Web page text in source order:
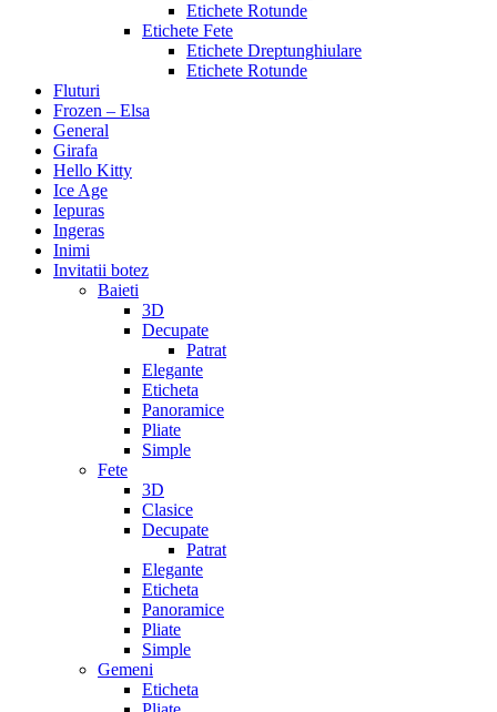
Etichete Rotunde
Etichete Fete
Etichete Dreptunghiulare
Etichete Rotunde
Fluturi
Frozen – Elsa
General
Girafa
Hello Kitty
Ice Age
Iepuras
Ingeras
Inimi
Invitatii botez
Baieti
3D
Decupate
Patrat
Elegante
Eticheta
Panoramice
Pliate
Simple
Fete
3D
Clasice
Decupate
Patrat
Elegante
Eticheta
Panoramice
Pliate
Simple
Gemeni
Eticheta